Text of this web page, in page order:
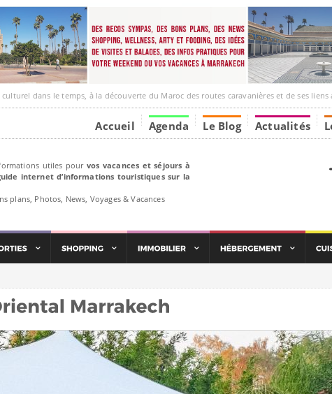
le temps, à la découverte du Maroc des routes caravanières et de ses liens avec l’Afrique de
Accueil Agenda Le Blog Actualités
utiles pour vos vacances et séjours à
internet d’informations touristiques sur la
plans, Photos, News, Voyages & Vacances